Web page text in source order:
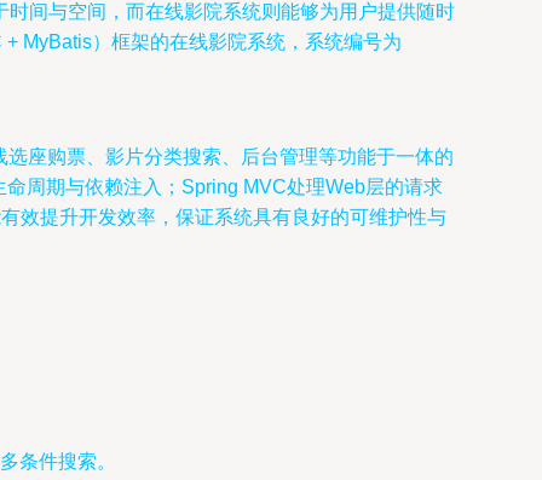
间与空间，而在线影院系统则能够为用户提供随时
MyBatis）框架的在线影院系统，系统编号为
座购票、影片分类搜索、后台管理等功能于一体的
周期与依赖注入；Spring MVC处理Web层的请求
效提升开发效率，保证系统具有良好的可维护性与
条件搜索。